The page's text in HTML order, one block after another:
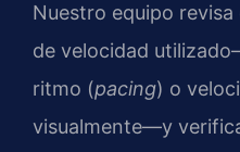
Nuestro equipo
de velocidad
ritmo (pacing) o
visualmente—y